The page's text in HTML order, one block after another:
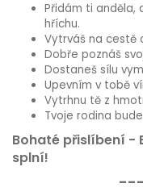
Přidám ti anděla,
hříchu.
Vytrváš na cestě
Dobře poznáš
Dostaneš sílu
Upevním v tobě
Vytrhnu tě z
Tvoje rodina
Bohaté přislíbení -
splní!